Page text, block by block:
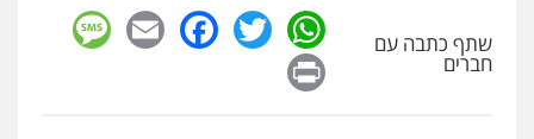
שתף כתבה עם
חברים
WhatsApp
Twitter
Facebook
Email